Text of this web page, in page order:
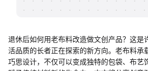
退休后如何用老布料改造做文创产品？这是
活品质的长者正在探索的新方向。老布料承
巧思设计，不仅可以变成独特的包袋、布艺